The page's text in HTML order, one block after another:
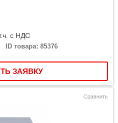
с НДС
ID товара: 85376
ЗАЯВКУ
Сравнить